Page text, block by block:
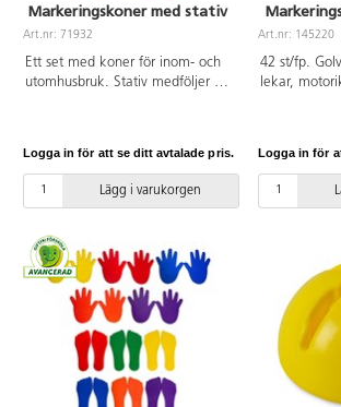
Markeringskoner med stativ
Art.nr: 71932
Ett set med koner för inom- och
utomhusbruk. Stativ medföljer för
Logga in för att se ditt avtalade pris.
Lägg i varukorgen
Art.nr: 145220
42 st/fp.
lekar,
kvalitet.
färger. Av
Logga in för